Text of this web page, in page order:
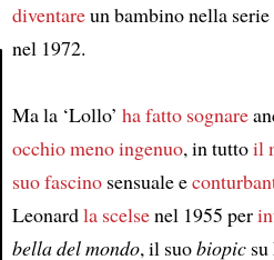
Article
diventareun bambino nella
nel 1972.
Ma la ‘Lollo’ ha fatto sognare
occhiomeno ingenuo, in tuttoil
suo fascinosensuale e
Leonardla scelsenel 1955 per
bella del mondo, il suobiopicsu